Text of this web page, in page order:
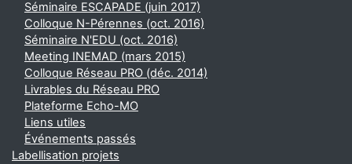
Séminaire ESCAPADE (juin 2017)
Colloque N-Pérennes (oct. 2016)
Séminaire N'EDU (oct. 2016)
Meeting INEMAD (mars 2015)
Colloque Réseau PRO (déc. 2014)
Livrables du Réseau PRO
Plateforme Echo-MO
Liens utiles
Événements passés
Labellisation projets